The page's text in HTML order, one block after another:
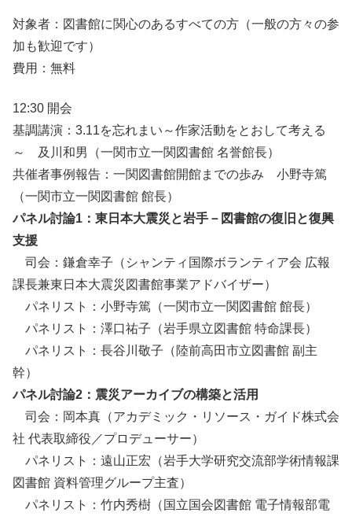
対象者：図書館に関心のあるすべての方（一般の方々の参
加も歓迎です）
費用：無料
12:30 開会
基調講演：3.11を忘れまい～作家活動をとおして考える
～ 及川和男（一関市立一関図書館 名誉館長）
共催者事例報告：一関図書館開館までの歩み 小野寺篤
（一関市立一関図書館 館長）
パネル討論1：東日本大震災と岩手－図書館の復旧と復興
支援
司会：鎌倉幸子（シャンティ国際ボランティア会 広報
課長兼東日本大震災図書館事業アドバイザー）
パネリスト：小野寺篤（一関市立一関図書館 館長）
パネリスト：澤口祐子（岩手県立図書館 特命課長）
パネリスト：長谷川敬子（陸前高田市立図書館 副主
幹）
パネル討論2：震災アーカイブの構築と活用
司会：岡本真（アカデミック・リソース・ガイド株式会
社 代表取締役／プロデューサー）
パネリスト：遠山正宏（岩手大学研究交流部学術情報課
図書館 資料管理グループ主査）
パネリスト：竹内秀樹（国立国会図書館 電子情報部電